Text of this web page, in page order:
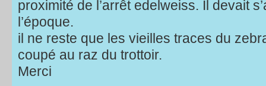
proximité de l’arrêt edelweiss. Il devait
l’époque.
il ne reste que les vieilles traces du
coupé au raz du trottoir.
Merci